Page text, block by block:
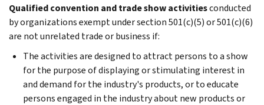
Qualified convention and trade show activitiesconducted
by organizations exempt under section 501(c)(5) or 501(c)(6)
are not unrelated trade or business if:
The activities are designed to attract persons to a show
for the purpose of displaying or stimulating interest in
and demand for the industry's products, or to educate
persons engaged in the industry about new products or